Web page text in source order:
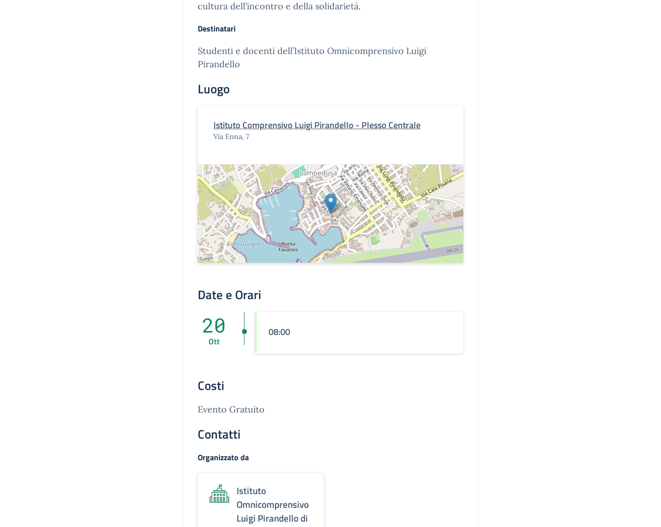
cultura dell’incontro e della solidarietà.
Destinatari
Studenti e docenti dell’Istituto Omnicomprensivo Luigi
Pirandello
Luogo
Istituto Comprensivo Luigi Pirandello - Plesso Centrale
Via Enna, 7
Date e Orari
08:00
20
Ott
Costi
Evento Gratuito
Contatti
Organizzato da
Istituto
Omnicomprensivo
Luigi Pirandello di